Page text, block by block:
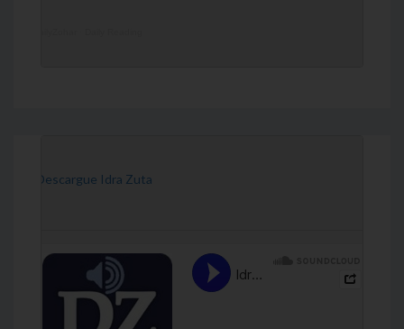
[Descargue Idra Zuta